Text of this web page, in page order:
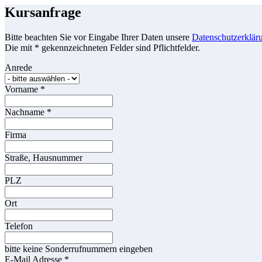
Kursanfrage
Bitte beachten Sie vor Eingabe Ihrer Daten unsere
Die mit * gekennzeichneten Felder sind Pflichtfelder.
Anrede
Vorname *
Nachname *
Firma
Straße, Hausnummer
PLZ
Ort
Telefon
bitte keine Sonderrufnummern eingeben
E-Mail Adresse *